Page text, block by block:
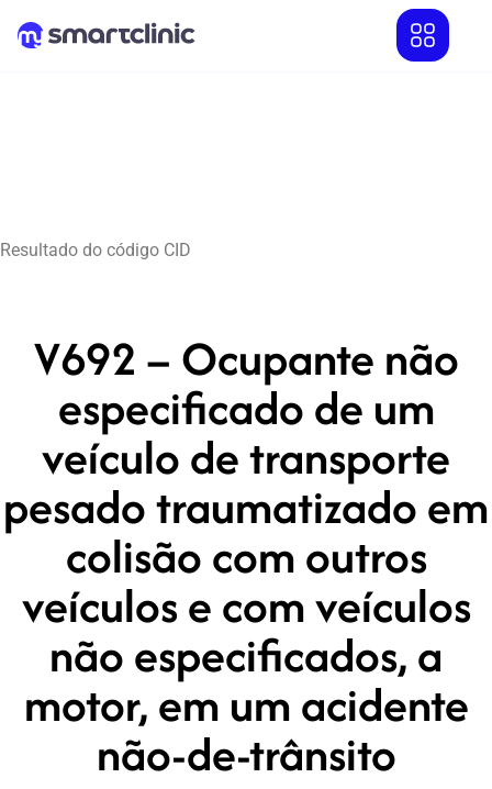
Resultado do código CID
V692 – Ocupante não
especificado de um
veículo de transporte
pesado traumatizado em
colisão com outros
veículos e com veículos
não especificados, a
motor, em um acidente
não-de-trânsito